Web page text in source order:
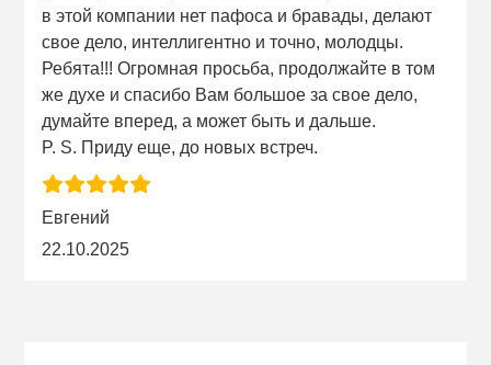
в этой компании нет пафоса и бравады, делают
свое дело, интеллигентно и точно, молодцы.
Ребята!!! Огромная просьба, продолжайте в том
же духе и спасибо Вам большое за свое дело,
думайте вперед, а может быть и дальше.
P. S. Приду еще, до новых встреч.
Евгений
22.10.2025